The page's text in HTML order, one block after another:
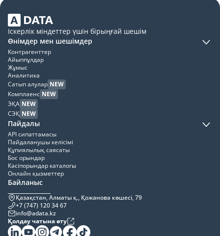
Іскерлік міндеттер үшін бірыңғай шешім
Өнімдер мен шешімдер
Контрагенттер
Айыппұлдар
Жұмыс
Аналитика
Сатып алулар NEW
Комплаенс NEW
ЭҚА NEW
СЭҚ NEW
Пайдалы
API сипаттамасы
Пайдаланушы келісімі
Құпиялылық саясаты
Бос орындар
Кәсіпорындар каталогы
Онлайн қызметтер
Байланыс
Қазақстан, Алматы қ., Қожанова көшесі, 79
+7 (747) 120 34 67
info@adata.kz
Қолдау чатына өту